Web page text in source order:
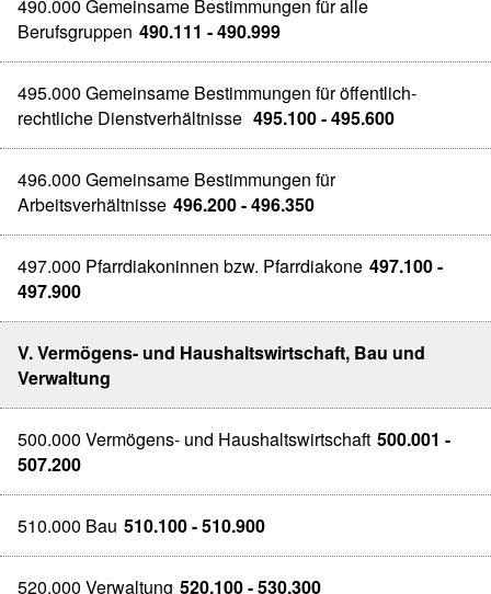
490.000 Gemeinsame Bestimmungen für alle
Berufsgruppen 490.111 - 490.999
495.000 Gemeinsame Bestimmungen für öffentlich-
rechtliche Dienstverhältnisse 495.100 - 495.600
496.000 Gemeinsame Bestimmungen für
Arbeitsverhältnisse 496.200 - 496.350
497.000 Pfarrdiakoninnen bzw. Pfarrdiakone 497.100 -
497.900
V. Vermögens- und Haushaltswirtschaft, Bau und
Verwaltung
500.000 Vermögens- und Haushaltswirtschaft 500.001 -
507.200
510.000 Bau 510.100 - 510.900
520.000 Verwaltung 520.100 - 530.300